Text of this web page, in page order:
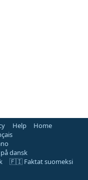
Help
Home
dansk
🇫🇮 Faktat suomeksi